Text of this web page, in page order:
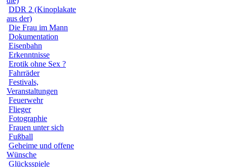
DDR 2 (Kinoplakate
aus der)
Die Frau im Mann
Dokumentation
Eisenbahn
Erkenntnisse
Erotik ohne Sex ?
Fahrräder
Festivals,
Veranstaltungen
Feuerwehr
Flieger
Fotographie
Frauen unter sich
Fußball
Geheime und offene
Wünsche
Glücksspiele